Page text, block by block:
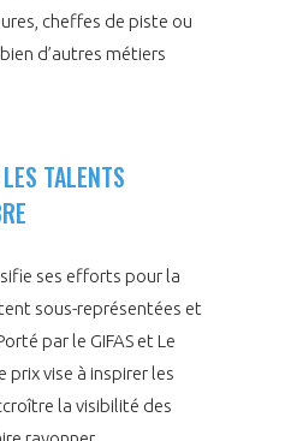
cheffes de piste ou
d’autres métiers
TALENTS
ses efforts pour la
sous-représentées et
par le GIFAS et Le
prix vise à inspirer les
la visibilité des